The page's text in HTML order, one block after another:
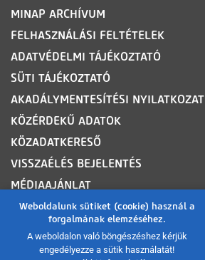
Weboldalunk sütiket (cookie) használ a
forgalmának elemzéséhez.
A weboldalon való böngészéshez kérjük
engedélyezze a sütik használatát!
MINAP ARCHÍVUM
FELHASZNÁLÁSI FELTÉTELEK
ADATVÉDELMI TÁJÉKOZTATÓ
SÜTI TÁJÉKOZTATÓ
AKADÁLYMENTESÍTÉSI NYILATKOZAT
KÖZÉRDEKŰ ADATOK
KÖZADATKERESŐ
VISSZAÉLÉS BEJELENTÉS
MÉDIAAJÁNLAT
OLDALTÉRKÉP
ROVATOK